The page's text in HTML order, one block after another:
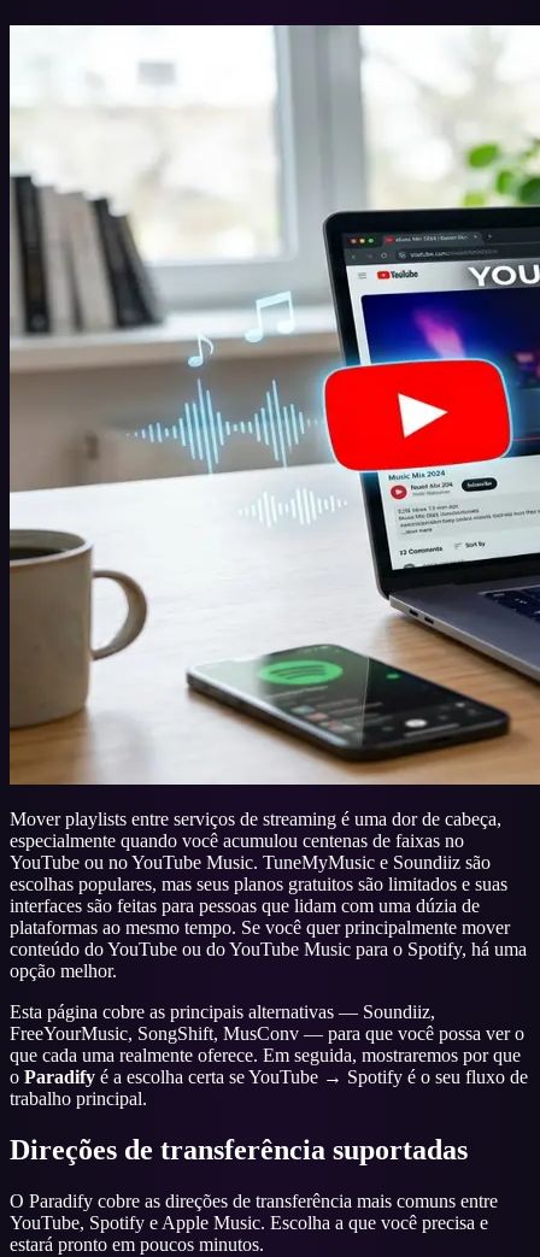
Mover playlists entre serviços de streaming é uma dor de cabeça,
especialmente quando você acumulou centenas de faixas no
YouTube ou no YouTube Music. TuneMyMusic e Soundiiz são
escolhas populares, mas seus planos gratuitos são limitados e suas
interfaces são feitas para pessoas que lidam com uma dúzia de
plataformas ao mesmo tempo. Se você quer principalmente mover
conteúdo do YouTube ou do YouTube Music para o Spotify, há uma
opção melhor.
Esta página cobre as principais alternativas — Soundiiz,
FreeYourMusic, SongShift, MusConv — para que você possa ver o
que cada uma realmente oferece. Em seguida, mostraremos por que
o Paradify é a escolha certa se YouTube → Spotify é o seu fluxo de
trabalho principal.
Direções de transferência suportadas
O Paradify cobre as direções de transferência mais comuns entre
YouTube, Spotify e Apple Music. Escolha a que você precisa e
estará pronto em poucos minutos.